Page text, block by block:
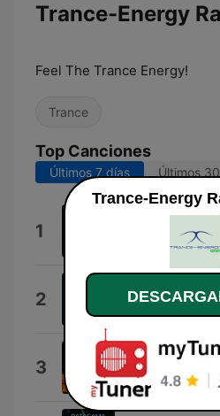
Trance-Energy
Feel The Trance Energy!
Trance
Top Canciones
Últimos 7 días Últimos
1 A New World
2 Find Your
3 Duality (Vonyc
Paul van Dyk